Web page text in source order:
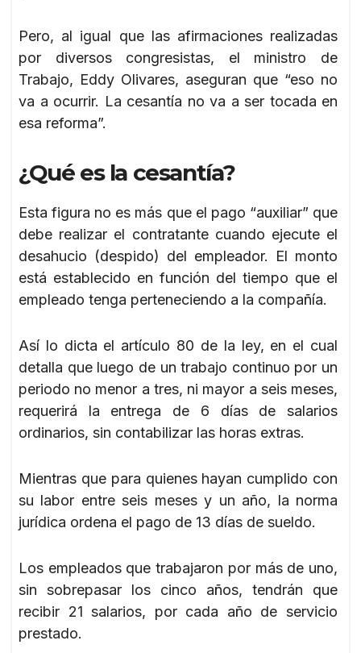
Pero, al igual que las afirmaciones realizadas
por diversos congresistas, el ministro de
Trabajo, Eddy Olivares, aseguran que “eso no
va a ocurrir. La cesantía no va a ser tocada en
esa reforma”.
¿Qué es la cesantía?
Esta figura no es más que el pago “auxiliar” que
debe realizar el contratante cuando ejecute el
desahucio (despido) del empleador. El monto
está establecido en función del tiempo que el
empleado tenga perteneciendo a la compañía.
Así lo dicta el artículo 80 de la ley, en el cual
detalla que luego de un trabajo continuo por un
periodo no menor a tres, ni mayor a seis meses,
requerirá la entrega de 6 días de salarios
ordinarios, sin contabilizar las horas extras.
Mientras que para quienes hayan cumplido con
su labor entre seis meses y un año, la norma
jurídica ordena el pago de 13 días de sueldo.
Los empleados que trabajaron por más de uno,
sin sobrepasar los cinco años, tendrán que
recibir 21 salarios, por cada año de servicio
prestado.